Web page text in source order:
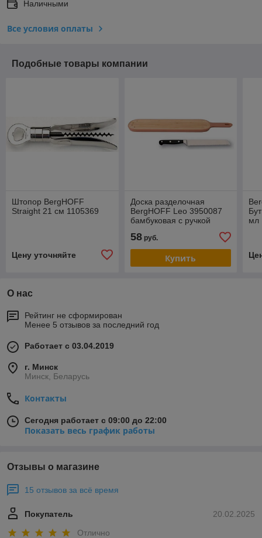
Наличными
Все условия оплаты
Подобные товары компании
Штопор BergHOFF
Straight 21 см 1105369
Цену уточняйте
Доска разделочная
BergHOFF Leo 3950087
бамбуковая с ручкой
хлеба
58руб.
Купить
мл
О нас
Рейтинг не сформирован
Менее 5 отзывов за последний год
Работает с 03.04.2019
г. Минск
Минск, Беларусь
Контакты
Сегодня работает с 09:00 до 22:00
Показать весь график работы
Отзывы о магазине
15 отзывов за всё время
20.02.2025
Покупатель
Отлично